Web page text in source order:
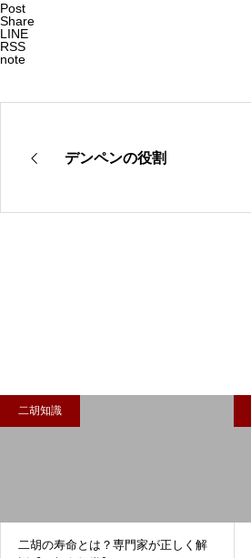
Post
Share
LINE
RSS
note
デンペンの役割
二胡知識
二胡の寿命とは？専門家が正しく解